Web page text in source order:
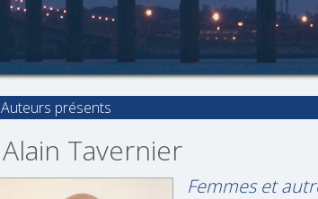
Auteurs présents
Alain Tavernier
Femmes et